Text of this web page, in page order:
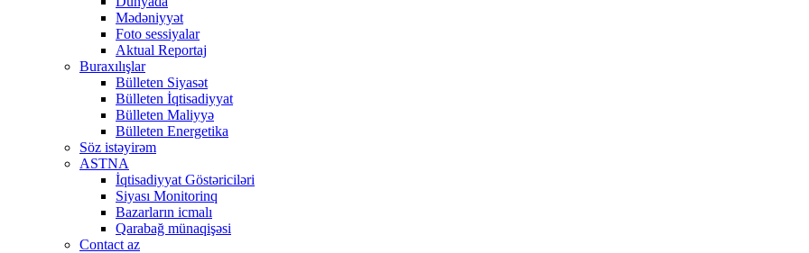
Mədəniyyət
Foto sessiyalar
Aktual Reportaj
Buraxılışlar
Bülleten Siyasət
Bülleten İqtisadiyyat
Bülleten Maliyyə
Bülleten Energetika
Söz istəyirəm
ASTNA
İqtisadiyyat Göstəriciləri
Siyası Monitorinq
Bazarların icmalı
Qarabağ münaqişəsi
Contact az